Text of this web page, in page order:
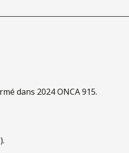
dans 2024 ONCA 915.